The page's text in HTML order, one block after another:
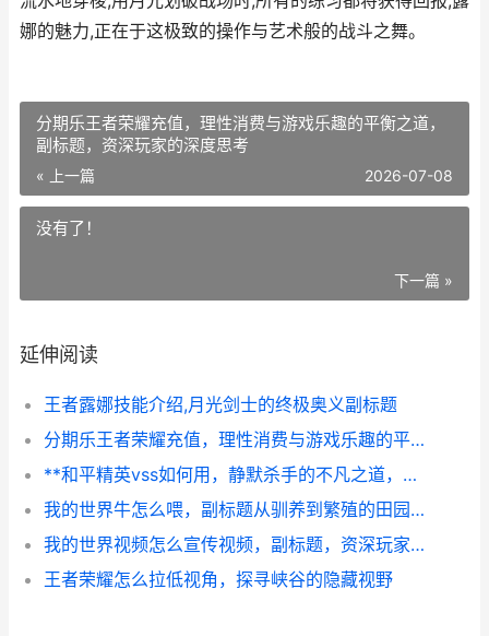
娜的魅力,正在于这极致的操作与艺术般的战斗之舞。
分期乐王者荣耀充值，理性消费与游戏乐趣的平衡之道，
副标题，资深玩家的深度思考
« 上一篇 2026-07-08
没有了！
下一篇 »
延伸阅读
王者露娜技能介绍,月光剑士的终极奥义副标题
分期乐王者荣耀充值，理性消费与游戏乐趣的平衡之道，副标题，资深玩家的深度思考
**和平精英vss如何用，静默杀手的不凡之道，副标题，隐匿与精准的战场艺术**
我的世界牛怎么喂，副标题从驯养到繁殖的田园牧歌
我的世界视频怎么宣传视频，副标题，资深玩家实战心得分享
王者荣耀怎么拉低视角，探寻峡谷的隐藏视野